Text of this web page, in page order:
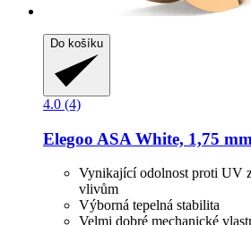
Do košíku
4.0 (4)
Elegoo ASA White, 1,75
Vynikající odolnost proti UV
vlivům
Výborná tepelná stabilita
Velmi dobré mechanické